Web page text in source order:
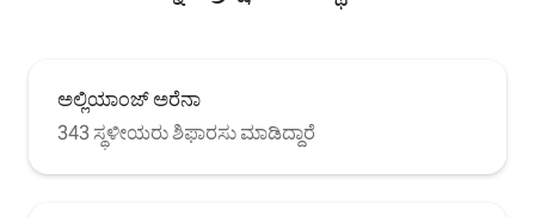
ಅಲ್ಲಿಯಾಂಜ್ ಅರೆನಾ
343 ಸ್ಥಳೀಯರು ಶಿಫಾರಸು ಮಾಡಿದ್ದಾರೆ